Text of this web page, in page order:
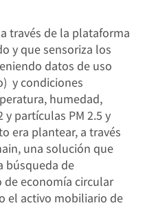
través de la plataforma
y que sensoriza los
datos de uso
y condiciones
humedad,
partículas PM 2.5 y
era plantear, a través
una solución que
búsqueda de
economía circular
el activo mobiliario de